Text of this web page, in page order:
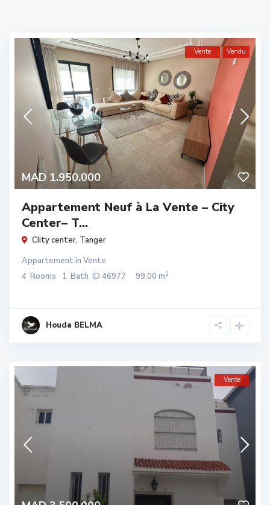
MAD 1.950.000
Vente Vendu
Appartement Neuf à La Vente – City
Center– T...
CIity center, Tanger
Appartement in Vente
4 Rooms 1 Bath ID 46977 99.00 m2
Houda BELMA
Vente